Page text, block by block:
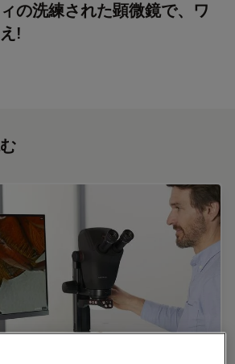
の洗練された顕微鏡で、ワ
!